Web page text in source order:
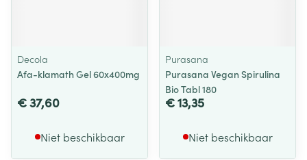
Decola
Afa-klamath Gel 60x400mg
€ 37,60
Niet beschikbaar
Purasana
Purasana Vegan Spirulina
Bio Tabl 180
€ 13,35
Niet beschikbaar